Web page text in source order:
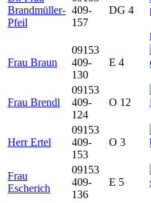
Brandmüller-
Pfeil
409-
157
DG 4
Frau Braun
09153
409-
130
E 4
Frau Brendl
09153
409-
124
O 12
Herr Ertel
09153
409-
153
O 3
Frau
Escherich
09153
409-
136
E 5